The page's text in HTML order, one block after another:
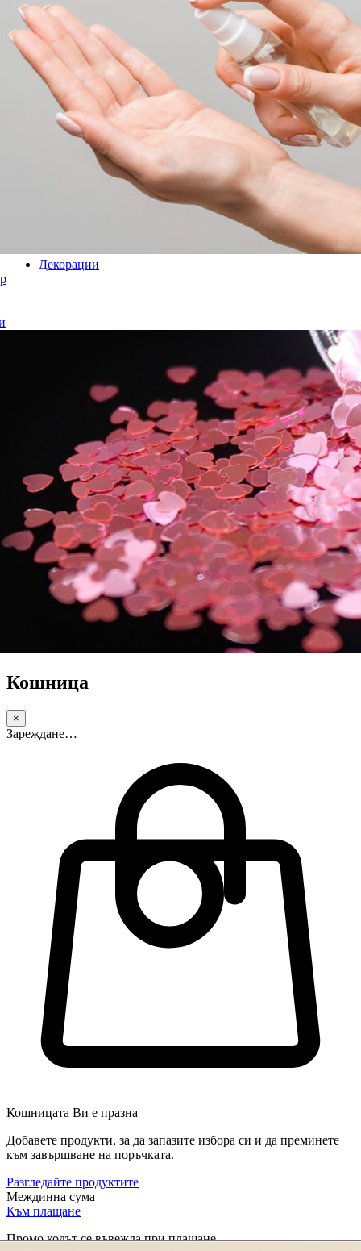
Декорации
Кошница
×
Зареждане…
Кошницата Ви е празна
Добавете продукти, за да запазите избора си и да преминете
към завършване на поръчката.
Разгледайте продуктите
Междинна сума
Към плащане
Промо кодът се въвежда при плащане.